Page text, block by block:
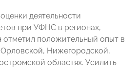
деятельности
при УФНС в регионах,
отметил положительный опыт в
Нижегородской,
областях. Усилить